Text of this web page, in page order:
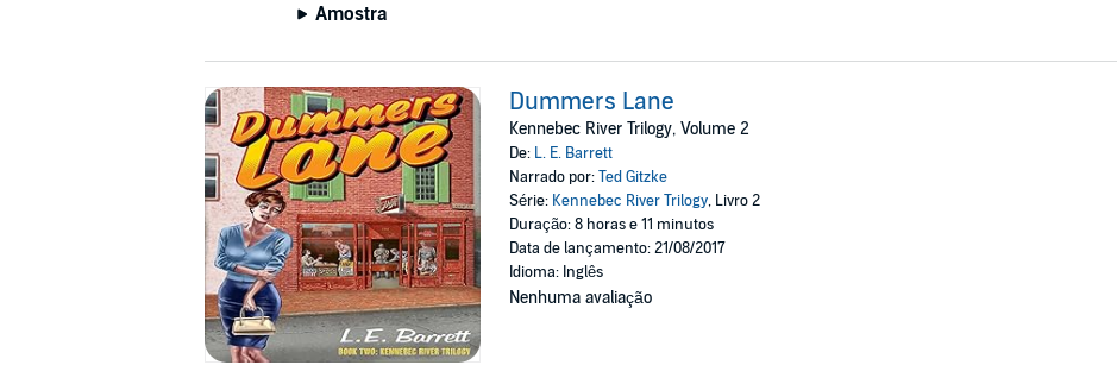
Amostra
Dummers Lane
Kennebec River Trilogy, Volume 2
De: L. E. Barrett
Narrado por:Ted Gitzke
Série: Kennebec River Trilogy, Livro 2
Duração: 8 horas e 11 minutos
Data de lançamento: 21/08/2017
Idioma: Inglês
Nenhuma avaliação